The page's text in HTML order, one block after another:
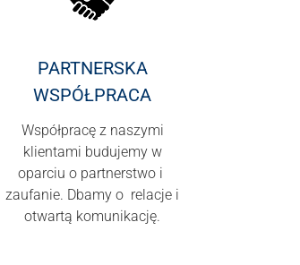
PARTNERSKA
WSPÓŁPRACA
Współpracę z naszymi
klientami budujemy w
oparciu o partnerstwo i
zaufanie. Dbamy o relacje i
otwartą komunikację.